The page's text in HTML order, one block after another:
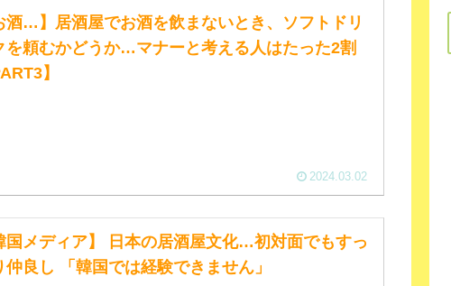
酒…】居酒屋でお酒を飲まないとき、ソフトドリ
を頼むかどうか…マナーと考える人はたった2割
】
2024.03.02
国メディア】 日本の居酒屋文化…初対面でもすっ
仲良し 「韓国では経験できません」